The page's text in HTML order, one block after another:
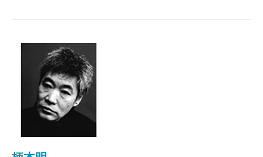
装幀：新潮社装幀室
出演者：柄本明（博士）、中嶋朋子（私）、武井
証（ルート）、草村礼子（義理の姉）、若杉宏二
（組合長）、木下政治（店員）、大地泰仁（成長
したルート）、八木裕（野球場のおじさん）、亀
山つとむ（亀山と叫ぶ男）、水野晶子（球場アナ
ウンス）